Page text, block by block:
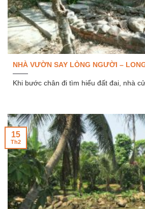
NHÀ VƯỜN SAY LÒNG NGƯỜI –
Khi bước chân đi tìm hiểu đất đai, nhà
15
Th2